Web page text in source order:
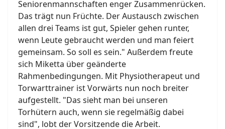
Seniorenmannschaften enger Zusammenrücken.
Das trägt nun Früchte. Der Austausch zwischen
allen drei Teams ist gut, Spieler gehen runter,
wenn Leute gebraucht werden und man feiert
gemeinsam. So soll es sein." Außerdem freute
sich Miketta über geänderte
Rahmenbedingungen. Mit Physiotherapeut und
Torwarttrainer ist Vorwärts nun noch breiter
aufgestellt. "Das sieht man bei unseren
Torhütern auch, wenn sie regelmäßig dabei
sind", lobt der Vorsitzende die Arbeit.